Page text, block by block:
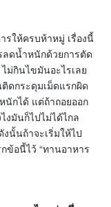
ให้ครบห้าหมู่ เรื่องนี้
ลดน้ำหนักด้วยการตัด
ม่กินไขมันอะไรเลย
ดกระดุมเม็ดแรกผิด
กได้ แต่ถ้าถอยออก
งมันก็ไปไม่ได้ไกล
นั้นถ้าจะเริ่มให้ไป
ข้อนี้ไว้ “ทานอาหาร